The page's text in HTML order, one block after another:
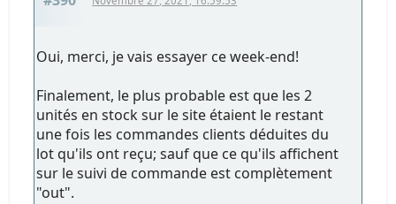
Oui, merci, je vais essayer ce week-end!
Finalement, le plus probable est que les 2
unités en stock sur le site étaient le restant
une fois les commandes clients déduites du
lot qu'ils ont reçu; sauf que ce qu'ils affichent
sur le suivi de commande est complètement
"out".